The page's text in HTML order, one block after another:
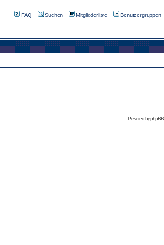
FAQ Suchen Mitgliederliste Benutzergruppen
Powered byphpBB